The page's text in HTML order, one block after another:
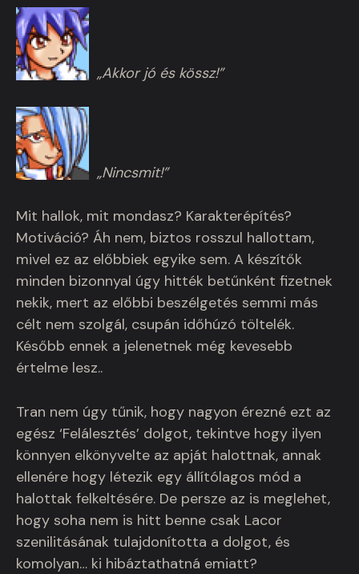
„Akkor jó és kössz!”
„Nincsmit!”
Mit hallok, mit mondasz? Karakterépítés?
Motiváció? Áh nem, biztos rosszul hallottam,
mivel ez az előbbiek egyike sem. A készítők
minden bizonnyal úgy hitték betűnként fizetnek
nekik, mert az előbbi beszélgetés semmi más
célt nem szolgál, csupán időhúzó töltelék.
Később ennek a jelenetnek még kevesebb
értelme lesz..
Tran nem úgy tűnik, hogy nagyon érezné ezt az
egész ‘Felálesztés’ dolgot, tekintve hogy ilyen
könnyen elkönyvelte az apját halottnak, annak
ellenére hogy létezik egy állítólagos mód a
halottak felkeltésére. De persze az is meglehet,
hogy soha nem is hitt benne csak Lacor
szenilitásának tulajdonította a dolgot, és
komolyan… ki hibáztathatná emiatt?